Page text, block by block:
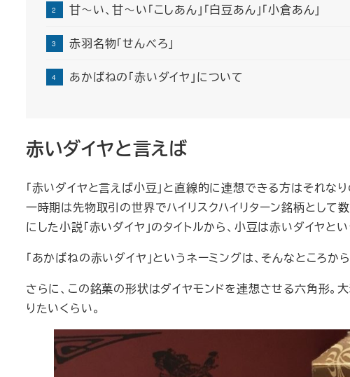
甘～い、甘～い「こしあん」「白豆あん」「小倉あん」
赤羽名物「せんべろ」
あかばねの「赤いダイヤ」について
赤いダイヤと言えば
「赤いダイヤと言えば小豆」と直線的に連想できる方はそれな
一時期は先物取引の世界でハイリスクハイリターン銘柄とし
にした小説「赤いダイヤ」のタイトルから、小豆は赤いダイヤと
「あかばねの赤いダイヤ」というネーミングは、そんなところ
さらに、この銘菓の形状はダイヤモンドを連想させる六角形。
りたいくらい。